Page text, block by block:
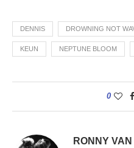
DENNIS DROWNING NOT
KEUN NEPTUNE BLOOM
0
RONNY